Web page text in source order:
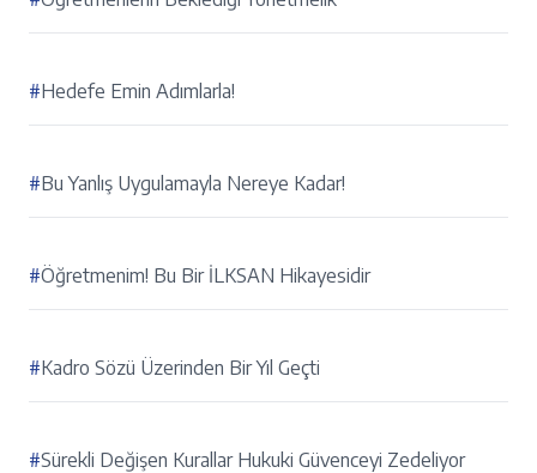
#Hedefe Emin Adımlarla!
#Bu Yanlış Uygulamayla Nereye Kadar!
#Öğretmenim! Bu Bir İLKSAN Hikayesidir
#Kadro Sözü Üzerinden Bir Yıl Geçti
#Sürekli Değişen Kurallar Hukuki Güvenceyi Zedeliyor